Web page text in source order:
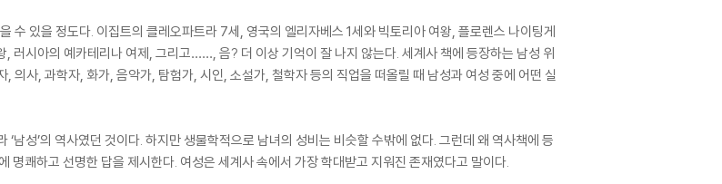
수 있을 정도다. 이집트의 클레오파트라 7세, 영국의 엘리자베스 1세와 빅토리아 여왕, 플로렌스 나이팅게
러시아의 예카테리나 여제, 그리고……, 음? 더 이상 기억이 잘 나지 않는다. 세계사 책에 등장하는 남성 위
의사, 과학자, 화가, 음악가, 탐험가, 시인, 소설가, 철학자 등의 직업을 떠올릴 때 남성과 여성 중에 어떤 실
‘남성’의 역사였던 것이다. 하지만 생물학적으로 남녀의 성비는 비슷할 수밖에 없다. 그런데 왜 역사책에 등
명쾌하고 선명한 답을 제시한다. 여성은 세계사 속에서 가장 학대받고 지워진 존재였다고 말이다.